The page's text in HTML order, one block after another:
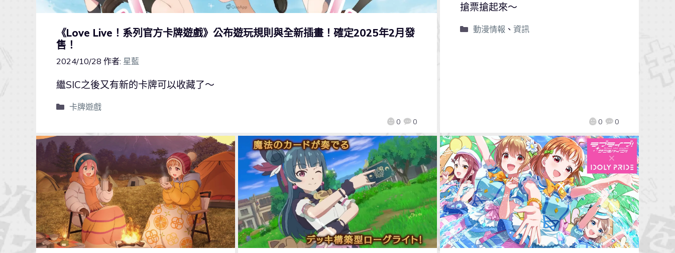
《Love Live！系列官方卡牌遊戲》公布遊玩規則與全新插畫！確定2025年2月發
售！
2024/10/28 作者: 星藍
0 0
繼SIC之後又有新的卡牌可以收藏了～
卡牌遊戲
0 0
搶票搶起來～
動漫情報 、 資訊